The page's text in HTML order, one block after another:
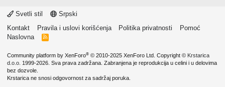
Svetli stil
Srpski
Kontakt
Pravila i uslovi korišćenja Politika privatnosti
Pomoć
Naslovna
R
Community platform by XenForo® © 2010-2025 XenForo Ltd. Copyright © Krstarica
d.o.o. 1999-2026. Sva prava zadržana. Zabranjena je reprodukcija u celini i u delovima
bez dozvole.
Krstarica ne snosi odgovornost za sadržaj poruka.